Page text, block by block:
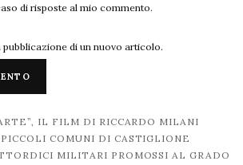
di risposte al mio commento.
pubblicazione di un nuovo articolo.
IL FILM DI RICCARDO MILANI
COMUNI DI CASTIGLIONE
MILITARI PROMOSSI AL GRADO